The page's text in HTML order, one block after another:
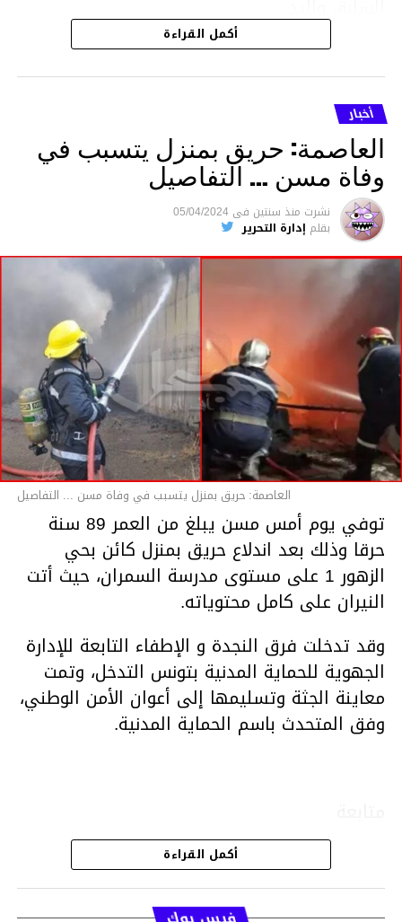
هذا وقد تمكن أعوان مركز الأمن الوطني بحي
هلال في توقيت قياسي من محاصرة المشتبه به
والقبض عليه وإحالته على التحقيق في خصوص
ما نُسبه إليه.
متابعة
قسم الاخبار
أكمل القراءة
أخبار
العاصمة: حريق بمنزل يتسبب في
وفاة مسن … التفاصيل
نشرت منذ سنتين فى 05/04/2024
بقلم إدارة التحرير
العاصمة: حريق بمنزل يتسبب في وفاة مسن ... التفاصيل
توفي يوم أمس مسن يبلغ من العمر 89 سنة
حرقا وذلك بعد اندلاع حريق بمنزل كائن بحي
الزهور 1 على مستوى مدرسة السمران، حيث أتت
النيران على كامل محتوياته.
وقد تدخلت فرق النجدة و الإطفاء التابعة للإدارة
الجهوية للحماية المدنية بتونس التدخل، وتمت
معاينة الجثة وتسليمها إلى أعوان الأمن الوطني،
وفق المتحدث باسم الحماية المدنية.
قسم الاخبار
أكمل القراءة